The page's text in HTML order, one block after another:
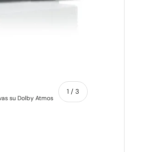
su Dolby Atmos
1 / apie
3